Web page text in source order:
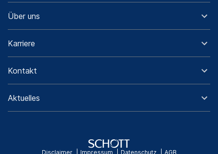
Über uns
Karriere
Kontakt
Aktuelles
Disclaimer Impressum Datenschutz AGB